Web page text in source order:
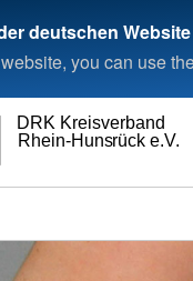
deutschen Website
you can use
Rhein-Hunsrück e.V.
DRK Kreisverband